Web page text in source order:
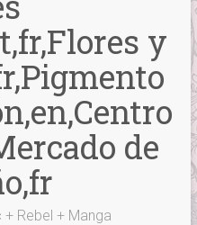
y
de
Rebel + Manga